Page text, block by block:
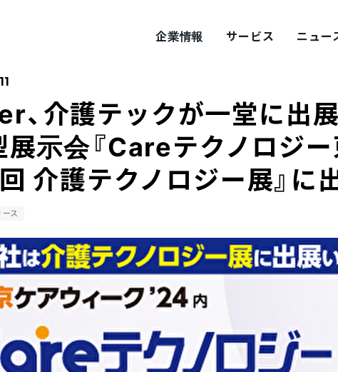
企業情報
会社概要
Statement Values
サービス ニュー
サステナビリティ
報
中途採用 プロダクト採用
、介護テックが一堂に出
展示会『Careテクノロジ
介護テクノロジー展』に
ス